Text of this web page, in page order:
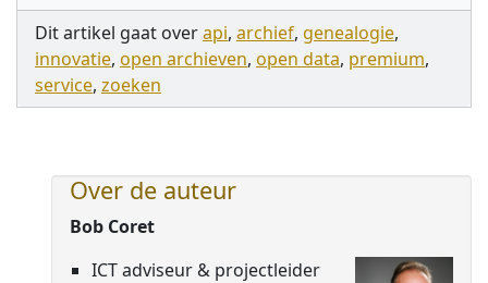
Dit artikel gaat overapi, archief, genealogie,
innovatie, open archieven, open data, premium,
service, zoeken
Over de auteur
Bob Coret
ICT adviseur & projectleider